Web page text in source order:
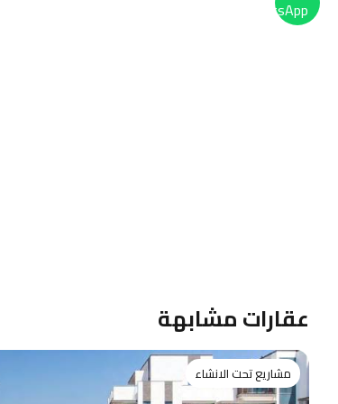
عقارات مشابهة
مشاريع تحت الانشاء